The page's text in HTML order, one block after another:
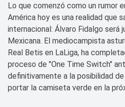
Lo que comenzó como un rumor
América hoy es una realidad que
internacional: Álvaro Fidalgo será
Mexicana. El mediocampista
Real Betis en LaLiga, ha
proceso de "One Time Switch"
definitivamente a la posibilidad de
portar la camiseta verde en la